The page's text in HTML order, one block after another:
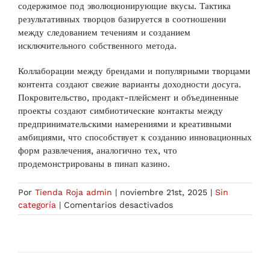
содержимое под эволюционирующие вкусы. Тактика
результативных творцов базируется в соотношении
между следованием течениям и созданием
исключительного собственного метода.
Коллаборации между брендами и популярными творцами
контента создают свежие варианты доходности досуга.
Покровительство, продакт-плейсмент и объединенные
проекты создают симбиотические контакты между
предпринимательскими намерениями и креативными
амбициями, что способствует к созданию инновационных
форм развлечения, аналогично тех, что
продемонстрированы в пинап казино.
Por Tienda Roja admin | noviembre 21st, 2025 | Sin
categoría | Comentarios desactivadosen
По